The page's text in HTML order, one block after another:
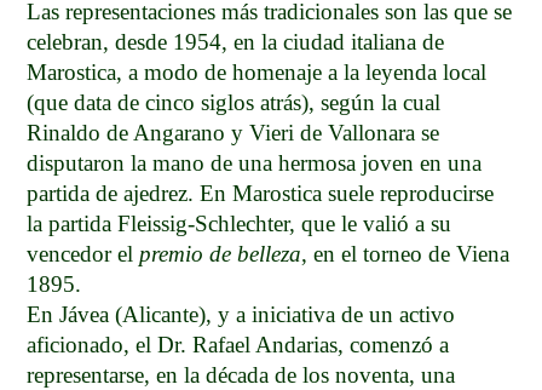
Las representaciones más tradicionales son las que se
celebran, desde 1954, en la ciudad italiana de
Marostica, a modo de homenaje a la leyenda local
(que data de cinco siglos atrás), según la cual
Rinaldo de Angarano y Vieri de Vallonara se
disputaron la mano de una hermosa joven en una
partida de ajedrez. En Marostica suele reproducirse
la partida Fleissig-Schlechter, que le valió a su
vencedor el premio de belleza, en el torneo de Viena
1895.
En Jávea (Alicante), y a iniciativa de un activo
aficionado, el Dr. Rafael Andarias, comenzó a
representarse, en la década de los noventa, una